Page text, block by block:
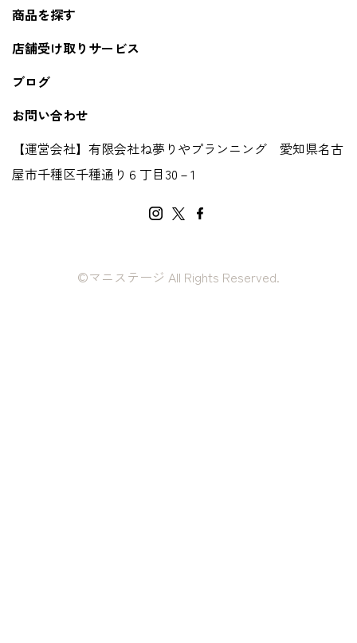
商品を探す
店舗受け取りサービス
ブログ
お問い合わせ
【運営会社】有限会社ね夢りやプランニング 愛知県名古
屋市千種区千種通り６丁目30－1
©マニステージ All Rights Reserved.